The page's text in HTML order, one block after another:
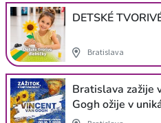
DETSKÉ
Bratislava
Bratislava zažije
Gogh ožije v